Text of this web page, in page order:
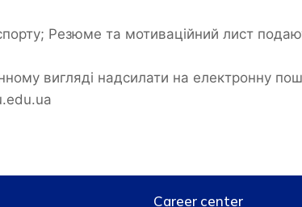
Резюме та мотиваційний лист
вигляді надсилати на електронну
Career center